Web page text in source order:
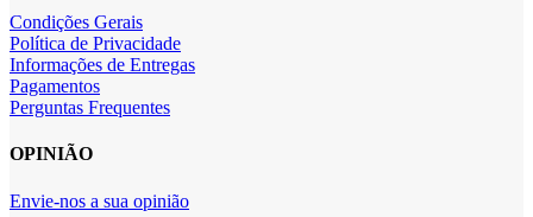
Condições Gerais
Política de Privacidade
Informações de Entregas
Pagamentos
Perguntas Frequentes
OPINIÃO
Envie-nos a sua opinião